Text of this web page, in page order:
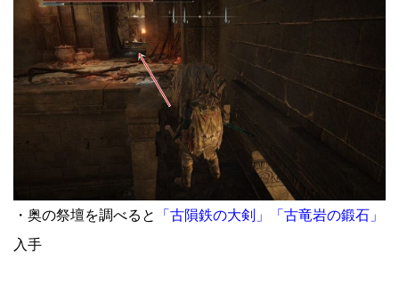
・奥の祭壇を調べると
「古隕鉄の大剣」「古竜岩の鍛石」
入手